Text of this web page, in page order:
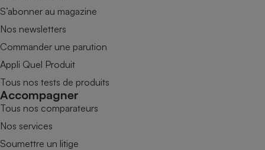
S’abonner au magazine
Nos newsletters
Commander une parution
Appli Quel Produit
Tous nos tests de produits
Accompagner
Tous nos comparateurs
Nos services
Soumettre un litige